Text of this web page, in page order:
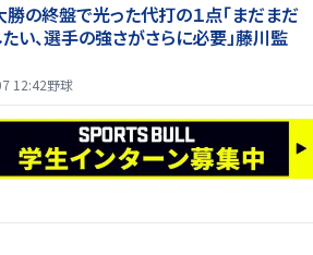
勝の終盤で光った代打の１点「まだまだ
い、選手の強さがさらに必要」藤川監
12:42野球